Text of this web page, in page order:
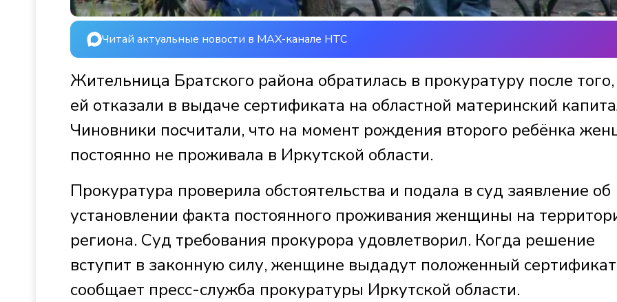
Читай актуальные новости в MAX-канале НТС
Жительница Братского района обратилась в прокуратуру после
ей отказали в выдаче сертификата на областной материнский
Чиновники посчитали, что на момент рождения второго ребёнка
постоянно не проживала в Иркутской области.
Прокуратура проверила обстоятельства и подала в суд заявление об
установлении факта постоянного проживания женщины на
региона. Суд требования прокурора удовлетворил. Когда решение
вступит в законную силу, женщине выдадут положенный
сообщает пресс-служба прокуратуры Иркутской области.